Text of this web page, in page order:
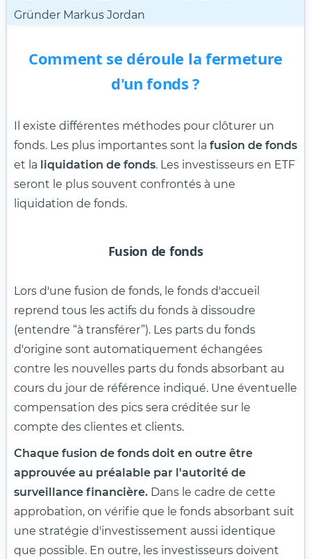
Comment se déroule la fermeture
d'un fonds ?
Il existe différentes méthodes pour clôturer un
fonds. Les plus importantes sont la fusion de fonds
et la liquidation de fonds. Les investisseurs en ETF
seront le plus souvent confrontés à une
liquidation de fonds.
Fusion de fonds
Lors d'une fusion de fonds, le fonds d'accueil
reprend tous les actifs du fonds à dissoudre
(entendre “à transférer”). Les parts du fonds
d'origine sont automatiquement échangées
contre les nouvelles parts du fonds absorbant au
cours du jour de référence indiqué. Une éventuelle
compensation des pics sera créditée sur le
compte des clientes et clients.
Chaque fusion de fonds doit en outre être
approuvée au préalable par l'autorité de
surveillance financière. Dans le cadre de cette
approbation, on vérifie que le fonds absorbant suit
une stratégie d'investissement aussi identique
que possible. En outre, les investisseurs doivent